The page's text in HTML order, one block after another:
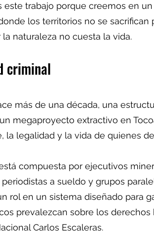
este trabajo porque creemos en
los territorios no se sacrifican
naturaleza no cuesta la vida.
criminal
más de una década, una
megaproyecto extractivo en
la legalidad y la vida de quienes
compuesta por ejecutivos
a sueldo y grupos
rol en un sistema diseñado para
prevalezcan sobre los
Carlos Escaleras.